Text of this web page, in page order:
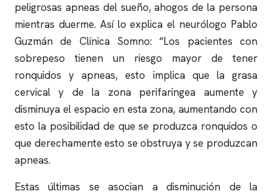
peligrosas apneas del sueño, ahogos de la persona
mientras duerme. Así lo explica el neurólogo Pablo
Guzmán de Clínica Somno: “Los pacientes con
sobrepeso tienen un riesgo mayor de tener
ronquidos yapneas, esto implica que la grasa
cervical y de la zona perifaringea aumente y
disminuya el espacio en esta zona, aumentando con
esto la posibilidad de que se produzca ronquidos o
que derechamente esto se obstruya y se produzcan
apneas.
Estas últimas se asocian a disminución de la